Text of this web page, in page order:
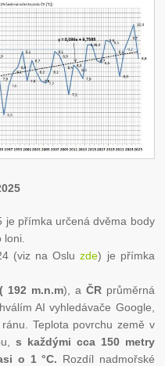
je přímka určená dvěma body
(viz na Osluzde) je přímka
192 m.n.m), a ČR průměrná
AI vyhledávače Google,
Teplota povrchu země v
s každými cca 150 metry
o 1 °C. Rozdíl nadmořské